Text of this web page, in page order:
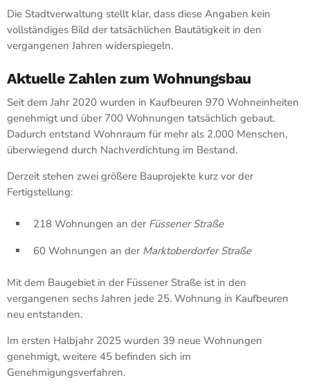
Die Stadtverwaltung stellt klar, dass diese Angaben kein
vollständiges Bild der tatsächlichen Bautätigkeit in den
vergangenen Jahren widerspiegeln.
Aktuelle Zahlen zum Wohnungsbau
Seit dem Jahr 2020 wurden in Kaufbeuren 970 Wohneinheiten
genehmigt und über 700 Wohnungen tatsächlich gebaut.
Dadurch entstand Wohnraum für mehr als 2.000 Menschen,
überwiegend durch Nachverdichtung im Bestand.
Derzeit stehen zwei größere Bauprojekte kurz vor der
Fertigstellung:
218 Wohnungen an der Füssener Straße
60 Wohnungen an der Marktoberdorfer Straße
Mit dem Baugebiet in der Füssener Straße ist in den
vergangenen sechs Jahren jede 25. Wohnung in Kaufbeuren
neu entstanden.
Im ersten Halbjahr 2025 wurden 39 neue Wohnungen
genehmigt, weitere 45 befinden sich im
Genehmigungsverfahren.